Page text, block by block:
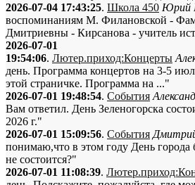
2026-07-04 17:43:25. Школа 450 Юрий
воспоминаниям М. Филановской -
Дмитриевны - Кирсанова - учитель
2026-07-01
19:54:06. Лютер.приход:Концерты
день. Программа концертов на 3-5
этой страничке. Программа на ..."
2026-07-01 19:48:54. События
Вам ответил. День Зеленогорска
2026 г."
2026-07-01 15:09:56. События
понимаю,что в этом году День города
не состоится?"
2026-07-01 11:08:39.